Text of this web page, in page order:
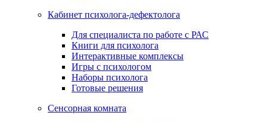
Кабинет психолога-дефектолога
Для специалиста по работе с РАС
Книги для психолога
Интерактивные комплексы
Игры с психологом
Наборы психолога
Готовые решения
Сенсорная комната